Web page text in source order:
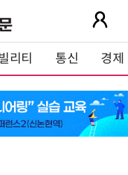
리티 통신 경제